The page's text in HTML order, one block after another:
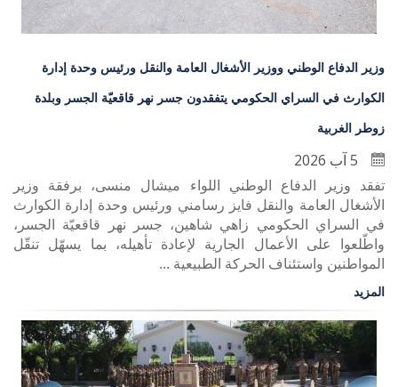
وزير الدفاع الوطني ووزير الأشغال العامة والنقل ورئيس وحدة إدارة
الكوارث في السراي الحكومي يتفقدون جسر نهر قاقعيّة الجسر وبلدة
زوطر الغربية
تفقد وزير الدفاع الوطني اللواء ميشال منسى، برفقة وزير
الأشغال العامة والنقل فايز رسامني ورئيس وحدة إدارة الكوارث
في السراي الحكومي زاهي شاهين، جسر نهر قاقعيّة الجسر،
واطّلعوا على الأعمال الجارية لإعادة تأهيله، بما يسهّل تنقّل
المواطنين واستئناف الحركة الطبيعية ...
المزيد